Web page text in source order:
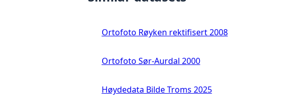
Ortofoto Røyken rektifisert 2008
Ortofoto Sør-Aurdal 2000
Høydedata Bilde Troms 2025